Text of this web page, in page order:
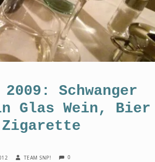
Schwanger
Glas Wein, Bier
TEAM SNP! 0